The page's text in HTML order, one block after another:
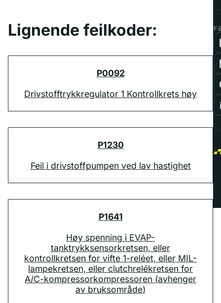
Lignende feilkoder:
P0092
Drivstofftrykkregulator 1 Kontrollkrets høy
P1230
Feil i drivstoffpumpen ved lav hastighet
P1641
Høy spenning i EVAP-
tanktrykksensorkretsen, eller
kontrollkretsen for vifte 1-reléet, eller MIL-
lampekretsen, eller clutchrelékretsen for
A/C-kompressorkompressoren (avhenger
av bruksområde)